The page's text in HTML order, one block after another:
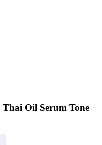
Thai Oil Serum Tone